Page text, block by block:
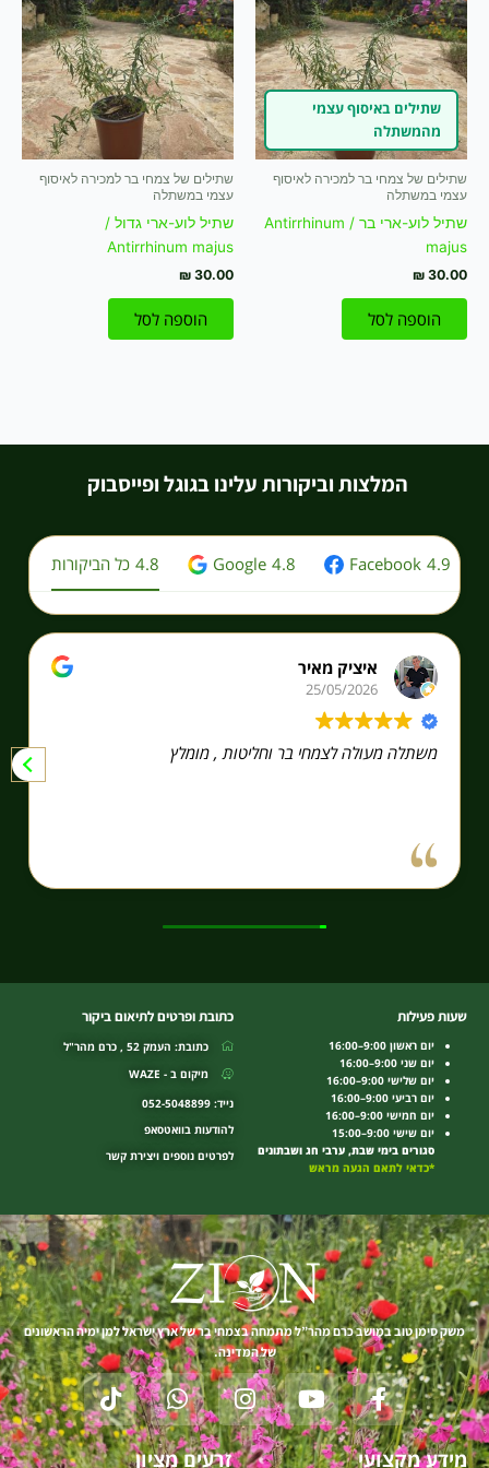
שתילים באיסוף עצמי
מהמשתלה
שתילים של צמחי בר למכירה לאיסוף
עצמי במשתלה
שתיל לוע-ארי בר / Antirrhinum
majus
₪ 30.00
הוספה לסל
שתילים של צמחי בר למכירה לאיסוף
עצמי במשתלה
שתיל לוע-ארי גדול /
Antirrhinum majus
₪ 30.00
הוספה לסל
המלצות וביקורות עלינו בגוגל ופייסבוק
כל הביקורות 4.8 Google 4.8 Facebook 4.9
איציק מאיר
25/05/2026
משתלה מעולה לצמחי בר וחליטות , מומלץ
שעות פעילות
יום ראשון 9:00–16:00
יום שני 9:00–16:00
יום שלישי 9:00–16:00
יום רביעי 9:00–16:00
יום חמישי 9:00–16:00
יום שישי 9:00–15:00
סגורים בימי שבת, ערבי חג ושבתונים
*כדאי לתאם הגעה מראש
כתובת ופרטים לתיאום ביקור
כתובת: העמק 52 , כרם מהר"ל
מיקום ב - WAZE
נייד: 052-5048899
להודעות בוואטסאפ
לפרטים נוספים ויצירת קשר
משק סימן טוב במושב כרם מהר”ל מתמחה בצמחי בר של ארץ ישראל למן ימיה הראשונים
של המדינה.
F
a
c
Y
o
u
I
n
s
W
h
a
T
i
k מידע מקצועי זרעים מציון